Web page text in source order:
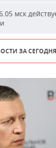
мск
ЗА СЕГОДНЯ